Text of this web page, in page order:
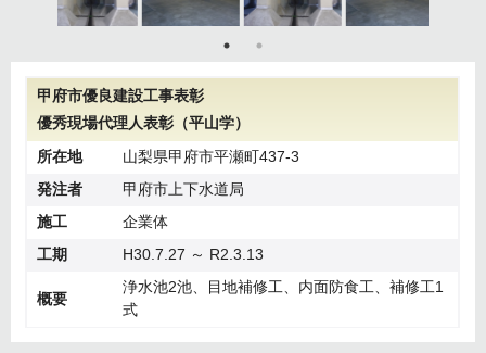
甲府市優良建設工事表彰
優秀現場代理人表彰（平山学）
所在地
山梨県甲府市平瀬町437-3
発注者
甲府市上下水道局
施工
企業体
工期
H30.7.27 ～ R2.3.13
概要
浄水池2池、目地補修工、内面防食工、補修工1
式